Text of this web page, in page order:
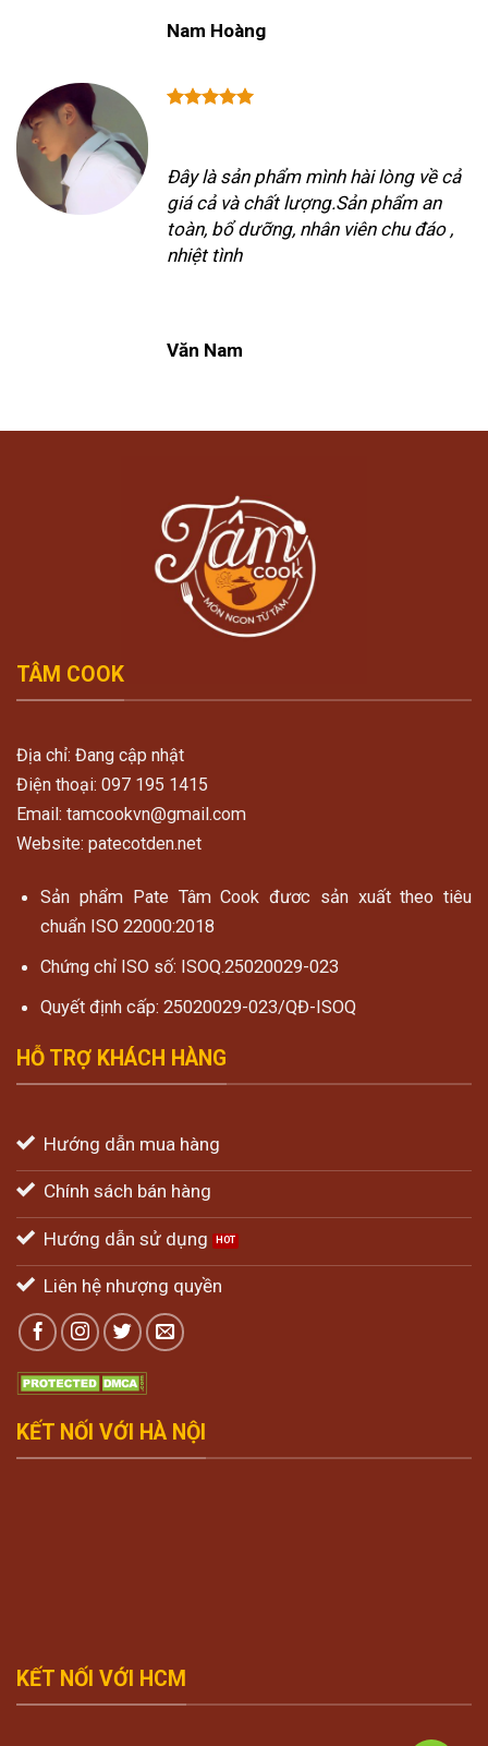
Nam Hoàng
Đây là sản phẩm mình hài lòng về cả
giá cả và chất lượng.Sản phẩm an
toàn, bổ dưỡng, nhân viên chu đáo ,
nhiệt tình
Văn Nam
TÂM COOK
Địa chỉ: Đang cập nhật
Điện thoại: 097 195 1415
Email: tamcookvn@gmail.com
Website: patecotden.net
Sản phẩm Pate Tâm Cook đươc sản xuất theo tiêu
chuẩn ISO 22000:2018
Chứng chỉ ISO số: ISOQ.25020029-023
Quyết định cấp: 25020029-023/QĐ-ISOQ
HỖ TRỢ KHÁCH HÀNG
Hướng dẫn mua hàng
Chính sách bán hàng
Hướng dẫn sử dụng
Liên hệ nhượng quyền
KẾT NỐI VỚI HÀ NỘI
KẾT NỐI VỚI HCM